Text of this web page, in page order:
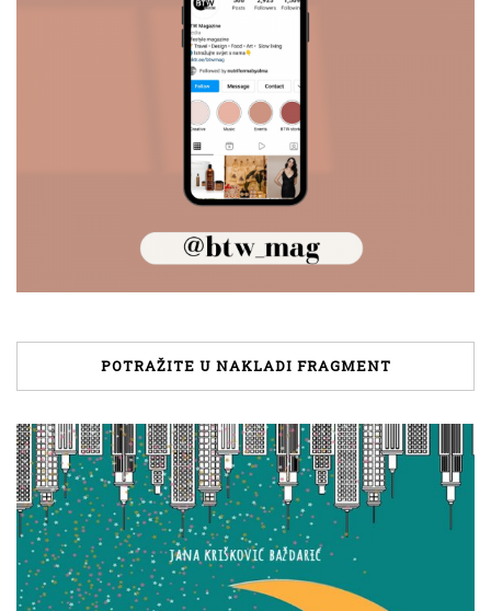
POTRAŽITE U NAKLADI FRAGMENT